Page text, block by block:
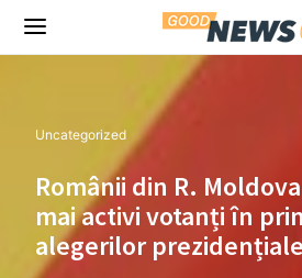
Uncategorized
Românii din R.
mai activi votanți în
alegerilor prezidențiale